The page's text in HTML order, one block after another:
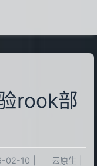
rook部
02-10 云原生